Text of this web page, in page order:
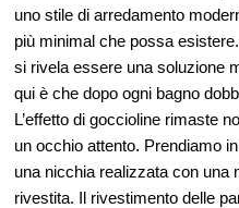
uno stile di arredamento
più minimal che possa
si rivela essere una soluzione
qui è che dopo ogni bagno
L’effetto di goccioline rimaste
un occhio attento. Prendiamo
una nicchia realizzata con una
rivestita. Il rivestimento delle